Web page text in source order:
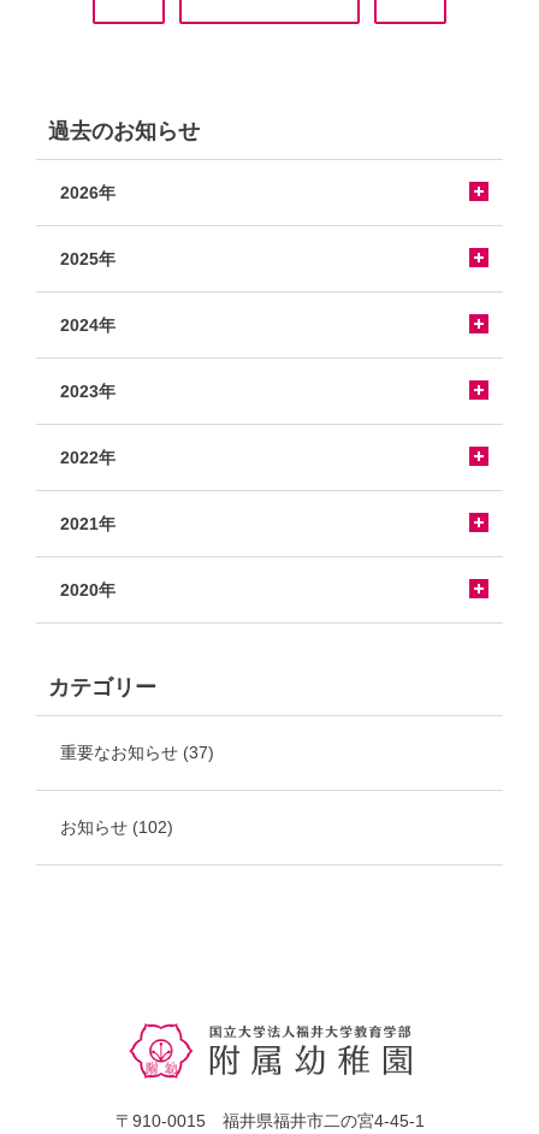
過去のお知らせ
2026年
2025年
2024年
2023年
2022年
2021年
2020年
カテゴリー
重要なお知らせ (37)
お知らせ (102)
〒910-0015 福井県福井市二の宮4-45-1